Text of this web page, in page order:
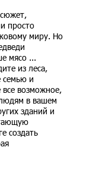
просто
миру. Но
мясо ...
из леса,
семью и
все возможное,
в вашем
зданий и
создать